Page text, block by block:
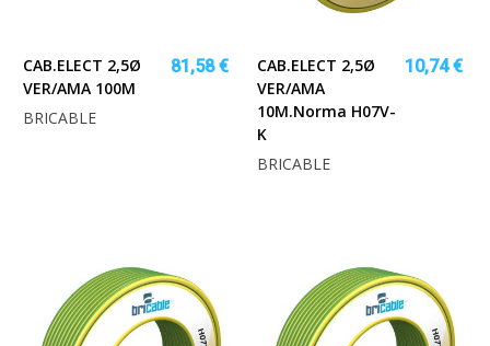
CAB.ELECT 2,5Ø
VER/AMA 100M
81,58 €
BRICABLE
CAB.ELECT 2,5Ø
VER/AMA
10M.Norma H07V-
K
10,74 €
BRICABLE